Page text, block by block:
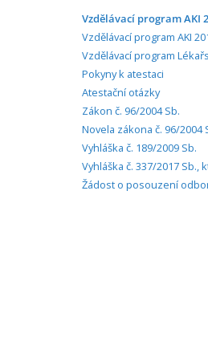
o
s
t
a
l
e
g
Vzdělávací program AKI
Vzdělávací program AKI
Vzdělávací program
Pokyny k atestaci
Atestační otázky
Zákon č. 96/2004 Sb.
Novela zákona č. 96/2004
Vyhláška č. 189/2009 Sb.
Vyhláška č. 337/2017 Sb.,
Žádost o posouzení